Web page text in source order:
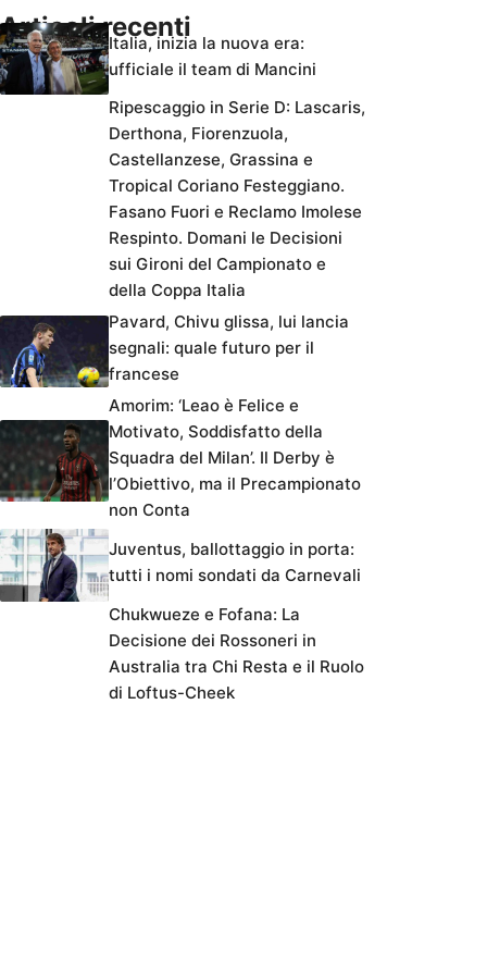
Articoli recenti
Italia, inizia la nuova era:
ufficiale il team di Mancini
Ripescaggio in Serie D: Lascaris,
Derthona, Fiorenzuola,
Castellanzese, Grassina e
Tropical Coriano Festeggiano.
Fasano Fuori e Reclamo Imolese
Respinto. Domani le Decisioni
sui Gironi del Campionato e
della Coppa Italia
Pavard, Chivu glissa, lui lancia
segnali: quale futuro per il
francese
Amorim: ‘Leao è Felice e
Motivato, Soddisfatto della
Squadra del Milan’. Il Derby è
l’Obiettivo, ma il Precampionato
non Conta
Juventus, ballottaggio in porta:
tutti i nomi sondati da Carnevali
Chukwueze e Fofana: La
Decisione dei Rossoneri in
Australia tra Chi Resta e il Ruolo
di Loftus-Cheek